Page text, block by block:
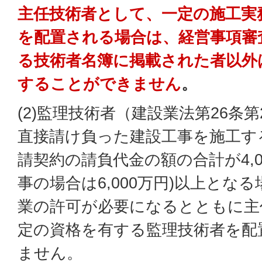
主任技術者として、一定の施工
を配置される場合は、経営事項
る技術者名簿に掲載された者以
することができません。
(2)監理技術者（建設業法第26条
直接請け負った建設工事を施工
請契約の請負代金の額の合計が
事の場合は6,000万円)以上となる
業の許可が必要になるとともに
定の資格を有する監理技術者を
ません。